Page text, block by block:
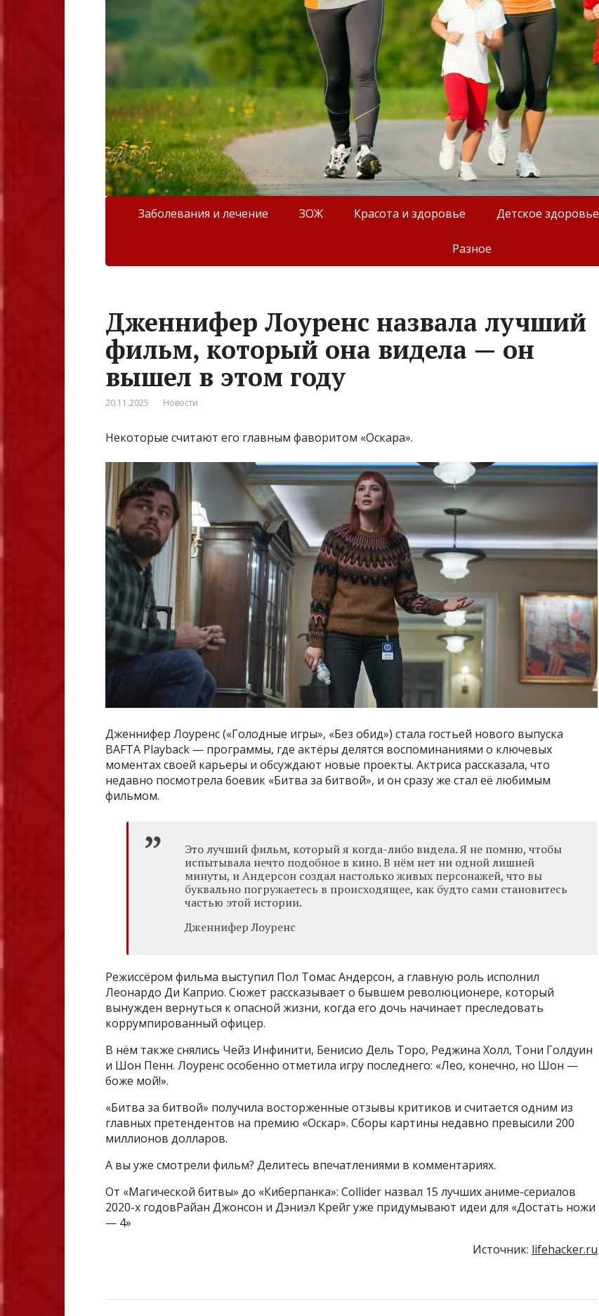
Заболевания и лечение ЗОЖ Красота и здоровье Детское здоровье
Разное
Дженнифер Лоуренс назвала лучший
фильм, который она видела — он
вышел в этом году
20.11.2025 Новости
Некоторые считают его главным фаворитом «Оскара».
Дженнифер Лоуренс («Голодные игры», «Без обид») стала гостьей нового выпуска
BAFTA Playback — программы, где актёры делятся воспоминаниями о ключевых
моментах своей карьеры и обсуждают новые проекты. Актриса рассказала, что
недавно посмотрела боевик «Битва за битвой», и он сразу же стал её любимым
фильмом.
Это лучший фильм, который я когда-либо видела. Я не помню, чтобы
испытывала нечто подобное в кино. В нём нет ни одной лишней
минуты, и Андерсон создал настолько живых персонажей, что вы
буквально погружаетесь в происходящее, как будто сами становитесь
частью этой истории.
Дженнифер Лоуренс
Режиссёром фильма выступил Пол Томас Андерсон, а главную роль исполнил
Леонардо Ди Каприо. Сюжет рассказывает о бывшем революционере, который
вынужден вернуться к опасной жизни, когда его дочь начинает преследовать
коррумпированный офицер.
В нём также снялись Чейз Инфинити, Бенисио Дель Торо, Реджина Холл, Тони Голдуин
и Шон Пенн. Лоуренс особенно отметила игру последнего: «Лео, конечно, но Шон —
боже мой!».
«Битва за битвой» получила восторженные отзывы критиков и считается одним из
главных претендентов на премию «Оскар». Сборы картины недавно превысили 200
миллионов долларов.
А вы уже смотрели фильм? Делитесь впечатлениями в комментариях.
От «Магической битвы» до «Киберпанка»: Collider назвал 15 лучших аниме-сериалов
2020-х годовРайан Джонсон и Дэниэл Крейг уже придумывают идеи для «Достать ножи
— 4»
Источник: lifehacker.ru